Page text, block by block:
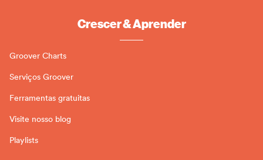
Crescer & Aprender
Groover Charts
Serviços Groover
Ferramentas gratuitas
Visite nosso blog
Playlists